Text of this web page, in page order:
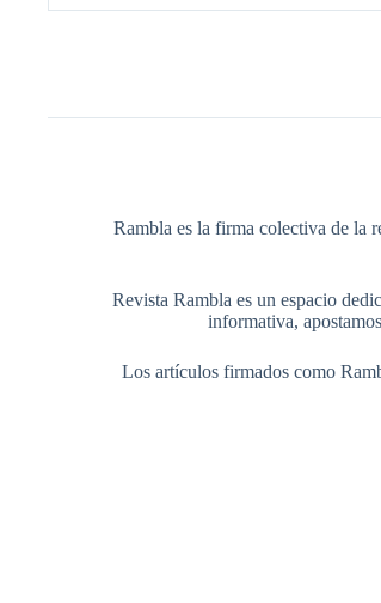
Rambla es la firma colectiva de la
Revista Rambla es un espacio
informativa,
Los artículos firmados como